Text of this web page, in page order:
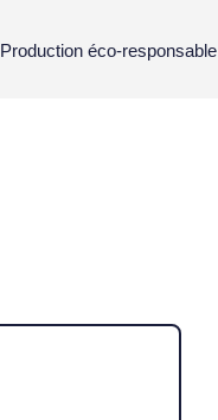
Production éco-responsable